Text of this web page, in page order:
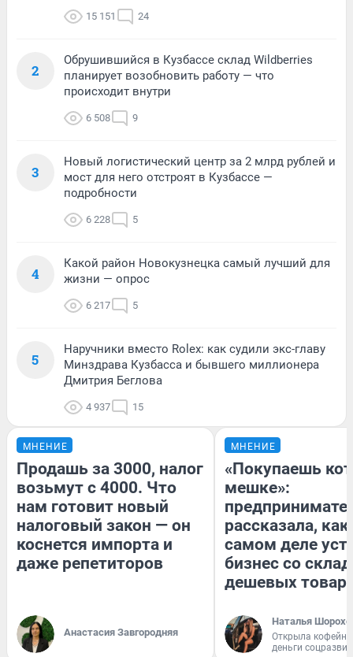
15 151 24
2
Обрушившийся в Кузбассе склад Wildberries
планирует возобновить работу — что
происходит внутри
6 508 9
3
Новый логистический центр за 2 млрд рублей и
мост для него отстроят в Кузбассе —
подробности
6 228 5
4
Какой район Новокузнецка самый лучший для
жизни — опрос
6 217 5
5
Наручники вместо Rolex: как судили экс-главу
Минздрава Кузбасса и бывшего миллионера
Дмитрия Беглова
4 937 15
МНЕНИЕ
Продашь за 3000, налог
возьмут с 4000. Что
нам готовит новый
налоговый закон — он
коснется импорта и
даже репетиторов
Анастасия Завгородняя
МНЕНИЕ
«Покупаешь
мешке»:
рассказала, как
самом деле
бизнес со
дешевых
Наталья
Открыла
деньги